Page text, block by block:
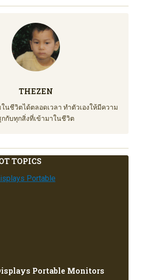
THEZEN
นชีวิตได้ตลอดเวลา ทำตัวเองให้มีความ
กกับทุกสิ่งที่เข้ามาในชีวิต
TOPICS
Portable Monitors